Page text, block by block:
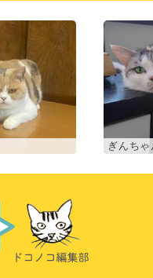
ぎんちゃ